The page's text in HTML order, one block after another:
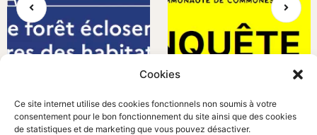
Cookies
Ce site internet utilise des cookies fonctionnels non soumis à votre
consentement pour le bon fonctionnement du site ainsi que des cookies
de statistiques et de marketing que vous pouvez désactiver.
IMPORTANT…
Actualités
Actualités